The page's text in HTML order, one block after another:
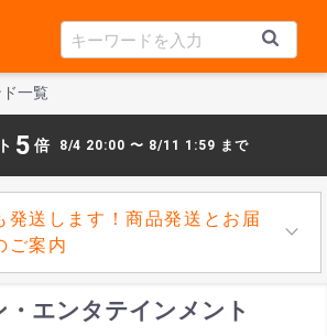
一覧
5 倍 8/4 20:00 〜 8/11 1:59 まで
発送します！商品発送とお届
ご案内
・エンタテインメント